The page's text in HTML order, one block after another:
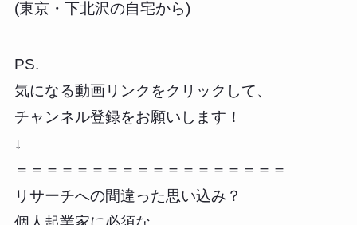
(東京・下北沢の自宅から)
PS.
気になる動画リンクをクリックして、
チャンネル登録をお願いします！
↓
＝＝＝＝＝＝＝＝＝＝＝＝＝＝＝＝＝＝
リサーチへの間違った思い込み？